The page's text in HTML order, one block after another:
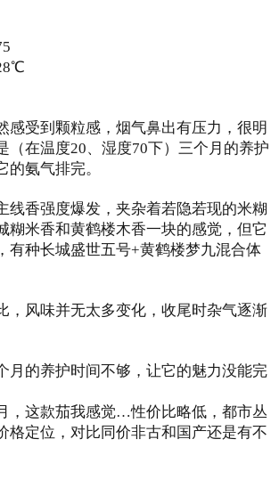
感受到颗粒感，烟气鼻出有压力，很明
（在温度20、湿度70下）三个月的养护
的氨气排完。
线香强度爆发，夹杂着若隐若现的米糊
糊米香和黄鹤楼木香一块的感觉，但它
有种长城盛世五号+黄鹤楼梦九混合体
，风味并无太多变化，收尾时杂气逐渐
月的养护时间不够，让它的魅力没能完
，这款茄我感觉…性价比略低，都市丛
格定位，对比同价非古和国产还是有不